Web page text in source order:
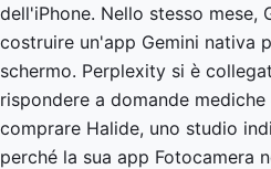
dell'iPhone. Nello stesso mese,
costruire un'app Gemini nativa
schermo. Perplexity si è
rispondere a domande
comprare Halide, uno studio
perché la sua app Fotocamera